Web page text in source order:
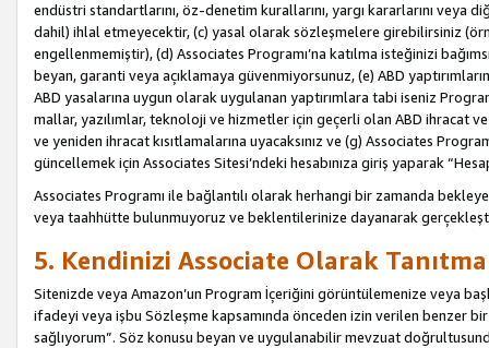
endüstri standartlarını, öz-denetim kurallarını, yargı kararlarını
dahil) ihlal etmeyecektir, (c) yasal olarak sözleşmelere girebilirsiniz
engellenmemiştir), (d) Associates Programı’na katılma isteğinizi
beyan, garanti veya açıklamaya güvenmiyorsunuz, (e) ABD
ABD yasalarına uygun olarak uygulanan yaptırımlara tabi iseniz
mallar, yazılımlar, teknoloji ve hizmetler için geçerli olan ABD ihracat
ve yeniden ihracat kısıtlamalarına uyacaksınız ve (g) Associates
güncellemek için Associates Sitesi’ndeki hesabınıza giriş yaparak
Associates Programı ile bağlantılı olarak herhangi bir zamanda
veya taahhütte bulunmuyoruz ve beklentilerinize dayanarak
5. Kendinizi Associate Olarak
Sitenizde veya Amazon’un Program İçeriğini görüntülemenize veya
ifadeyi veya işbu Sözleşme kapsamında önceden izin verilen benzer
sağlıyorum”. Söz konusu beyan ve uygulanabilir mevzuat